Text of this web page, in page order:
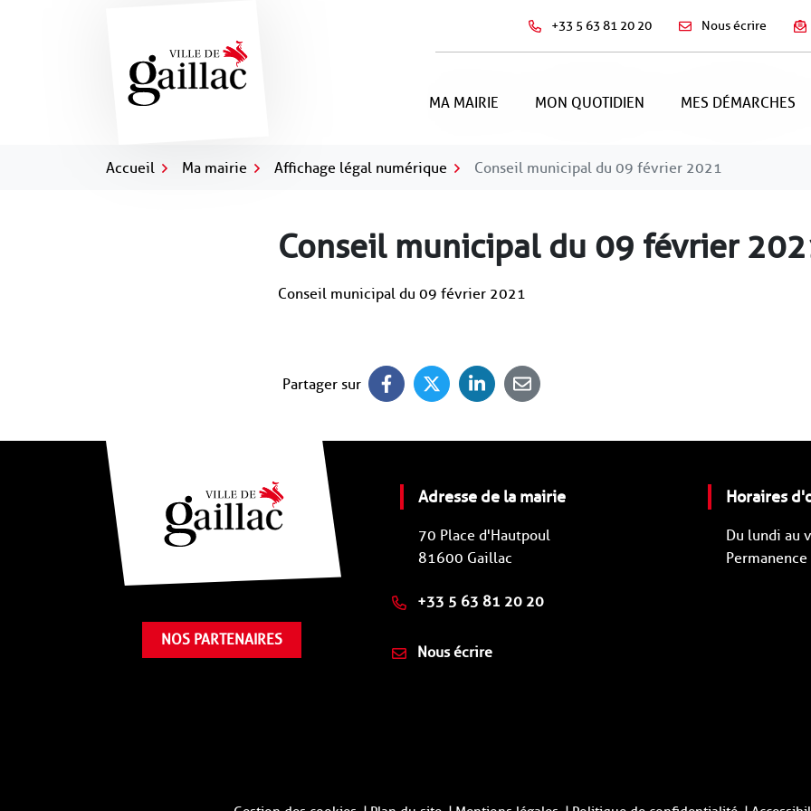
+33 5 63 81 20 20 Nous écrire
MA MAIRIE MON QUOTIDIEN MES DÉMARCHES
Accueil Ma mairie Affichage légal numérique Conseil municipal du 09 février 2021
Conseil municipal du 09 février
Conseil municipal du 09 février 2021
Partager sur
NOS PARTENAIRES
Adresse de la mairie
70 Place d'Hautpoul
81600 Gaillac
+33 5 63 81 20 20
Nous écrire
Horaires
Du lundi au